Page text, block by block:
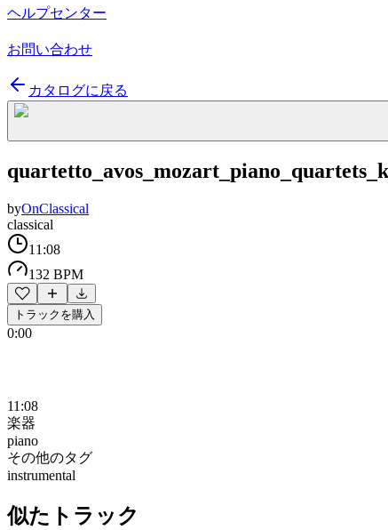
ヘルプセンター
お問い合わせ
カタログに戻る
byOnClassical
classical
11:08
132 BPM
トラックを購入
0:00
11:08
楽器
piano
その他のタグ
instrumental
似たトラック